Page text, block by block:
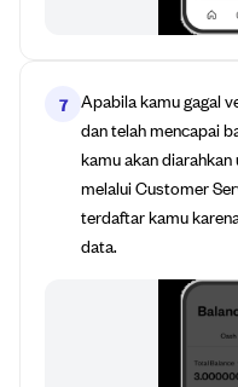
7 Apabila kamu gagal
dan telah mencapai
kamu akan
melalui Customer
terdaftar kamu
data.